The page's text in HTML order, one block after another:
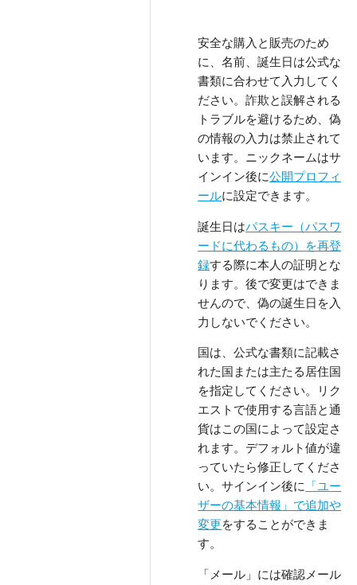
安全な購入と販売のため
に、名前、誕生日は公式な
書類に合わせて入力してく
ださい。詐欺と誤解される
トラブルを避けるため、偽
の情報の入力は禁止されて
います。ニックネームはサ
インイン後に公開プロフィ
ールに設定できます。
誕生日はパスキー（パスワ
ードに代わるもの）を再登
録する際に本人の証明とな
ります。後で変更はできま
せんので、偽の誕生日を入
力しないでください。
国は、公式な書類に記載さ
れた国または主たる居住国
を指定してください。リク
エストで使用する言語と通
貨はこの国によって設定さ
れます。デフォルト値が違
っていたら修正してくださ
い。サインイン後に 「ユー
ザーの基本情報」で追加や
変更をすることができま
す。
「メール」には確認メール